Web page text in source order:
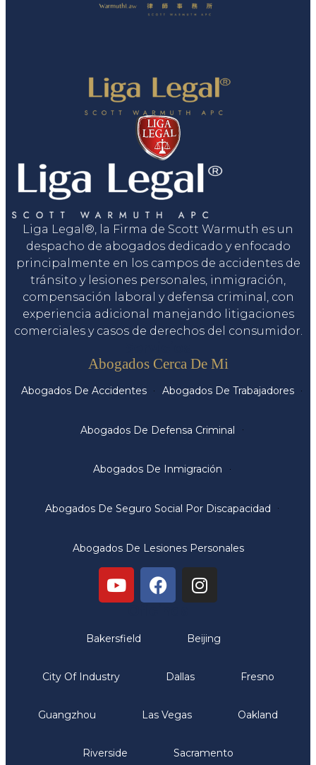
Liga Legal®, la Firma de Scott Warmuth es un
despacho de abogados dedicado y enfocado
principalmente en los campos de accidentes de
tránsito y lesiones personales, inmigración,
compensación laboral y defensa criminal, con
experiencia adicional manejando litigaciones
comerciales y casos de derechos del consumidor.
Abogados Cerca De Mi
Abogados De Accidentes Abogados De Trabajadores
Abogados De Defensa Criminal
Abogados De Inmigración
Abogados De Seguro Social Por Discapacidad
Abogados De Lesiones Personales
Bakersfield Beijing
City Of Industry Dallas Fresno
Guangzhou Las Vegas Oakland
Riverside Sacramento